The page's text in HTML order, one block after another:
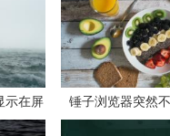
示在屏
锤子浏览器突然